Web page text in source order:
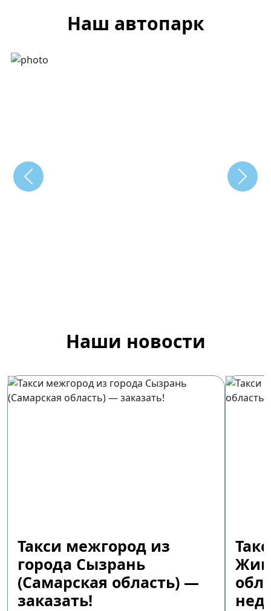
Наш автопарк
Previous Next
Наши новости
Такси межгород из
города Сызрань
(Самарская область) —
заказать!